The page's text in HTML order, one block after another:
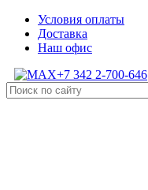
Условия оплаты
Доставка
Наш офис
+7 342 2-700-646